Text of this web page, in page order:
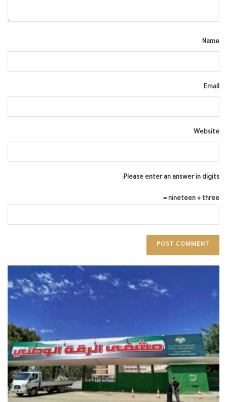
Name
Email
Website
Please enter an answer in digits:
nineteen + three =